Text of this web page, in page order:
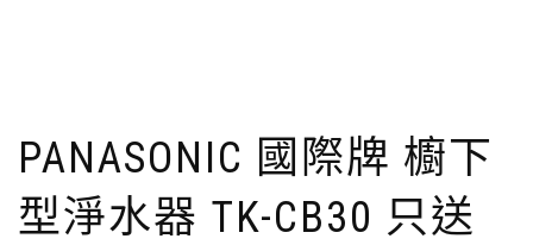
PANASONIC 國際牌 櫥下
型淨水器 TK-CB30 只送